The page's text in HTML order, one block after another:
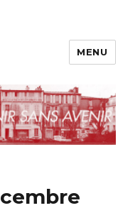
MENU